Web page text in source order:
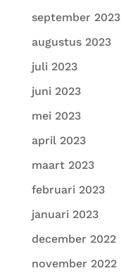
september 2023
augustus 2023
juli 2023
juni 2023
mei 2023
april 2023
maart 2023
februari 2023
januari 2023
december 2022
november 2022